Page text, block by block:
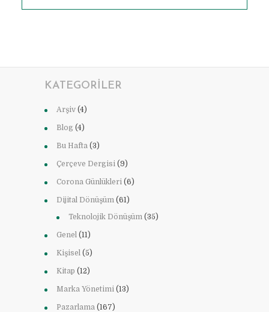
KATEGORILER
Arşiv (4)
Blog (4)
Bu Hafta (3)
Çerçeve Dergisi (9)
Corona Günlükleri (6)
Dijital Dönüşüm (61)
Teknolojik Dönüşüm (35)
Genel (11)
Kişisel (5)
Kitap (12)
Marka Yönetimi (13)
Pazarlama (167)